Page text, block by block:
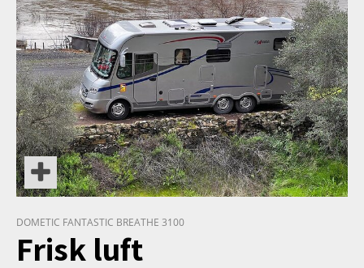
DOMETIC FANTASTIC BREATHE 3100
Frisk luft